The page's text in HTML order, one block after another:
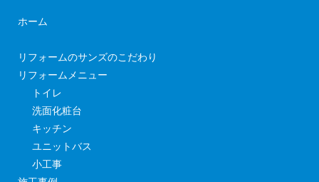
ホーム
リフォームのサンズのこだわり
リフォームメニュー
トイレ
洗面化粧台
キッチン
ユニットバス
小工事